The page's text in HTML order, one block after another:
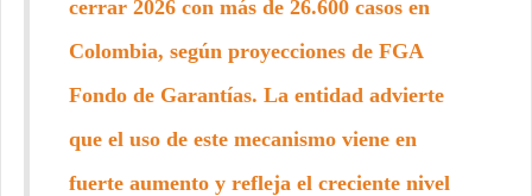
cerrar 2026 con más de 26.600 casos en
Colombia, según proyecciones de FGA
Fondo de Garantías. La entidad advierte
que el uso de este mecanismo viene en
fuerte aumento y refleja el creciente nivel